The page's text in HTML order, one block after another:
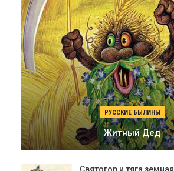
РУССКИЕ БЫЛИНЫ
Житный Дед